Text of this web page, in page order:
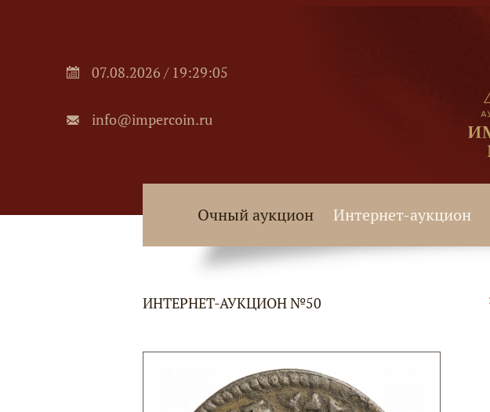
07.08.2026 / 19:29:05
info@impercoin.ru
Очный аукцион Интернет-аукцион
ИНТЕРНЕТ-АУКЦИОН №50